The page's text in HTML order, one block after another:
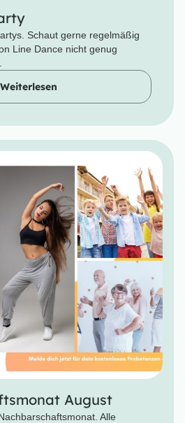
Schaut gerne regelmäßig
Line Dance nicht genug
Weiterlesen
August
Alle